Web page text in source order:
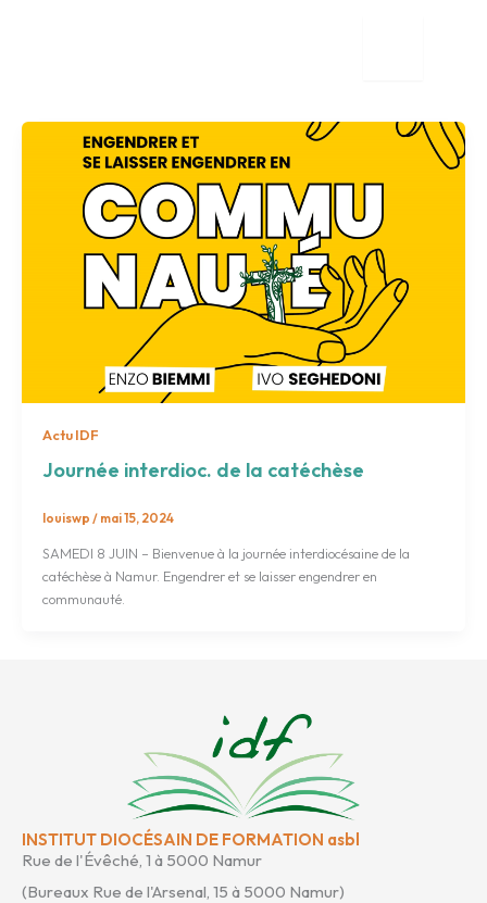
Actu IDF
Journée interdioc. de la catéchèse
louiswp / mai 15, 2024
SAMEDI 8 JUIN – Bienvenue à la journée interdiocésaine de la
catéchèse à Namur. Engendrer et se laisser engendrer en
communauté.
INSTITUT DIOCÉSAIN DE FORMATION asbl
Rue de l'Évêché, 1 à 5000 Namur
(Bureaux Rue de l'Arsenal, 15 à 5000 Namur)